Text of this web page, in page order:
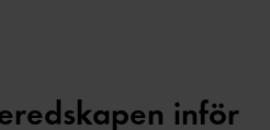
inför